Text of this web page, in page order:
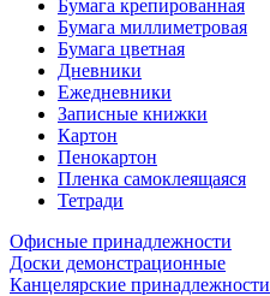
Бумага крепированная
Бумага миллиметровая
Бумага цветная
Дневники
Ежедневники
Записные книжки
Картон
Пенокартон
Пленка самоклеящаяся
Тетради
Офисные принадлежности
Доски демонстрационные
Канцелярские принадлежности